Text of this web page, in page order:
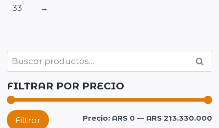
33 →
Buscar
por:
FILTRAR POR PRECIO
Filtrar Precio: ARS 0 — ARS 213.330.000